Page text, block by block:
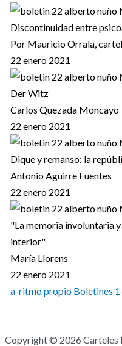
Discontinuidad entre
Por Mauricio Orrala,
22 enero 2021
Der Witz
Carlos Quezada Moncayo
22 enero 2021
Dique y remanso: la
Antonio Aguirre Fuentes
22 enero 2021
"La memoria involuntaria
interior"
María Llorens
22 enero 2021
a-ritmo propio Boletines
Copyright © 2026 Carteles